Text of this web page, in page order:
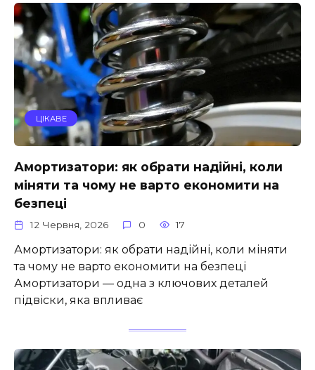
ЦІКАВЕ
Амортизатори: як обрати надійні, коли
міняти та чому не варто економити на
безпеці
12 Червня, 2026 0 17
Амортизатори: як обрати надійні, коли міняти
та чому не варто економити на безпеці
Амортизатори — одна з ключових деталей
підвіски, яка впливає